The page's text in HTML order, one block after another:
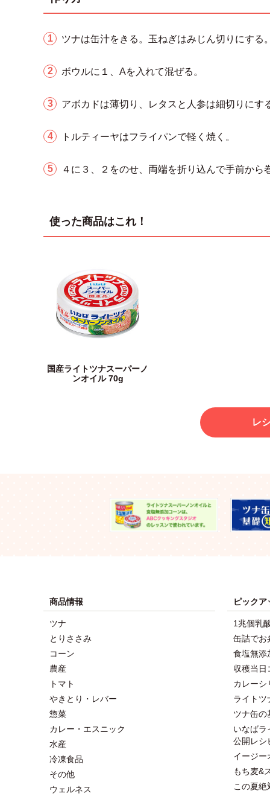
ツナは缶汁をきる。玉ねぎはみじん切りにする
ボウルに１、Aを入れて混ぜる。
アボカドは薄切り、レタスと人参は細切りにす
トルティーヤはフライパンで軽く焼く。
４に３、２をのせ、両端を折り込んで手前から
使った商品はこれ！
国産ライトツナスーパーノ
ンオイル 70g
レ
商品情報
ツナ
とりささみ
コーン
農産
トマト
やきとり・レバー
惣菜
カレー・エスニック
水産
冷凍食品
その他
ウェルネス
ピックア
1兆個乳
缶詰でお
食塩無添
収穫当日
カレーシ
ライトツ
ツナ缶の
いなばラ
公開レシ
イージー
もち麦&
この夏絶